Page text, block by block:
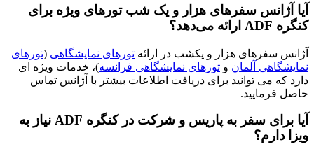
سفرهای هزار و یک شب تورهای ویژه برای
هزار و یکشب در ارائه تورهای نمایشگاهی(تورهای
آلمانو تورهای نمایشگاهی فرانسه )، خدمات ویژه ای
می توانید برای دریافت اطلاعات بیشتر با آژانس تماس
آیا برای سفر به پاریس و شرکت در کنگره ADF نیاز به